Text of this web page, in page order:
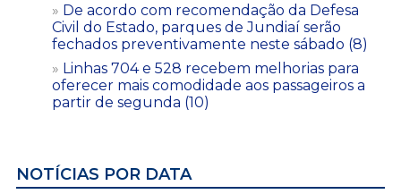
De acordo com recomendação da Defesa
Civil do Estado, parques de Jundiaí serão
fechados preventivamente neste sábado (8)
Linhas 704 e 528 recebem melhorias para
oferecer mais comodidade aos passageiros a
partir de segunda (10)
NOTÍCIAS POR DATA